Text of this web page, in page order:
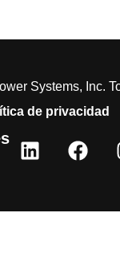
Systems, Inc.
de privacidad